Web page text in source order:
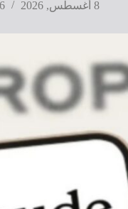
8 أغسطس, 2026
6 mins